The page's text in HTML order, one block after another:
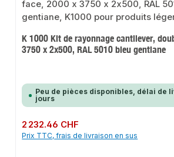
K 1000 Kit de rayonnage cantilever,
3750 x 2x500, RAL 5010 bleu gentiane
Peu de pièces disponibles, délai de
jours
Prix régulier :
2 232.46 CHF
Prix TTC, frais de livraison en sus